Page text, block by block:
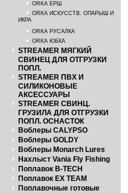
ORKA ЕРШ
ORKA ИСКУССТВ. ОПАРЫШ И
ИКРА
ORKA РУСАЛКА
ORKA ЮБКА
STREAMER МЯГКИЙ
СВИНЕЦ ДЛЯ ОТГРУЗКИ
ПОПЛ.
STREAMER ПВХ И
СИЛИКОНОВЫЕ
АКСЕССУАРЫ
STREAMER СВИНЦ.
ГРУЗИЛА ДЛЯ ОТГРУЗКИ
ПОПЛ. ОСНАСТОК
Воблеры CALYPSO
Воблеры GOLDY
Воблеры Monarch Lures
Нахлыст Vania Fly Fishing
Поплавок B-TECH
Поплавок EX TEAM
Поплавочные готовые